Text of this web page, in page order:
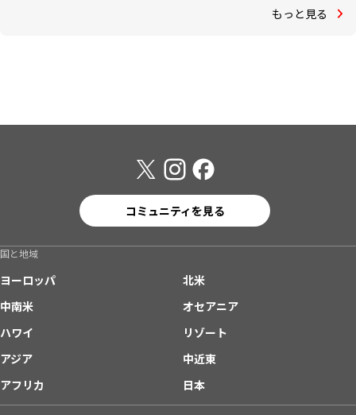
もっと見る
コミュニティを見る
国と地域
ヨーロッパ
北米
中南米
オセアニア
ハワイ
リゾート
アジア
中近東
アフリカ
日本